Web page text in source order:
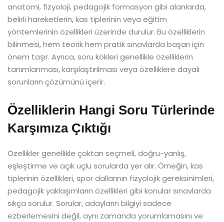
anatomi, fizyoloji, pedagojik formasyon gibi alanlarda,
belirli hareketlerin, kas tiplerinin veya eğitim
yöntemlerinin özellikleri üzerinde durulur. Bu özelliklerin
bilinmesi, hem teorik hem pratik sınavlarda başarı için
önem taşır. Ayrıca, soru kökleri genellikle özelliklerin
tanımlanması, karşılaştırılması veya özelliklere dayalı
sorunların çözümünü içerir.
Özelliklerin Hangi Soru Türlerinde
Karşımıza Çıktığı
Özellikler genellikle çoktan seçmeli, doğru-yanlış,
eşleştirme ve açık uçlu sorularda yer alır. Örneğin, kas
tiplerinin özellikleri, spor dallarının fizyolojik gereksinimleri,
pedagojik yaklaşımların özellikleri gibi konular sınavlarda
sıkça sorulur. Sorular, adayların bilgiyi sadece
ezberlemesini değil, aynı zamanda yorumlamasını ve